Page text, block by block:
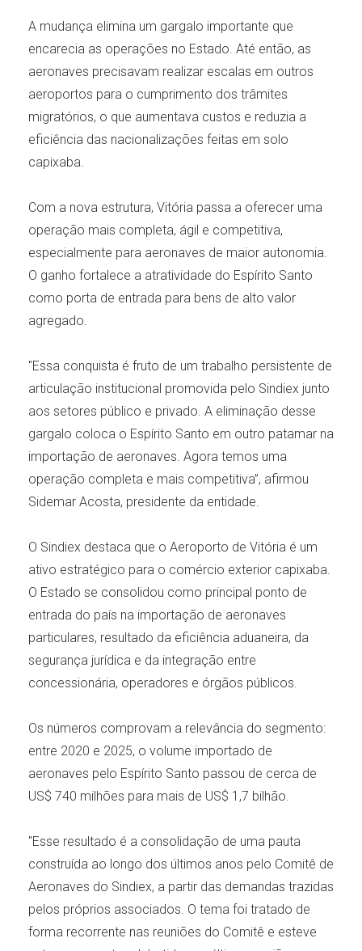
A mudança elimina um gargalo importante que
encarecia as operações no Estado. Até então, as
aeronaves precisavam realizar escalas em outros
aeroportos para o cumprimento dos trâmites
migratórios, o que aumentava custos e reduzia a
eficiência das nacionalizações feitas em solo
capixaba.
Com a nova estrutura, Vitória passa a oferecer uma
operação mais completa, ágil e competitiva,
especialmente para aeronaves de maior autonomia.
O ganho fortalece a atratividade do Espírito Santo
como porta de entrada para bens de alto valor
agregado.
"Essa conquista é fruto de um trabalho persistente de
articulação institucional promovida pelo Sindiex junto
aos setores público e privado. A eliminação desse
gargalo coloca o Espírito Santo em outro patamar na
importação de aeronaves. Agora temos uma
operação completa e mais competitiva”, afirmou
Sidemar Acosta, presidente da entidade.
O Sindiex destaca que o Aeroporto de Vitória é um
ativo estratégico para o comércio exterior capixaba.
O Estado se consolidou como principal ponto de
entrada do país na importação de aeronaves
particulares, resultado da eficiência aduaneira, da
segurança jurídica e da integração entre
concessionária, operadores e órgãos públicos.
Os números comprovam a relevância do segmento:
entre 2020 e 2025, o volume importado de
aeronaves pelo Espírito Santo passou de cerca de
US$ 740 milhões para mais de US$ 1,7 bilhão.
"Esse resultado é a consolidação de uma pauta
construída ao longo dos últimos anos pelo Comitê de
Aeronaves do Sindiex, a partir das demandas trazidas
pelos próprios associados. O tema foi tratado de
forma recorrente nas reuniões do Comitê e esteve